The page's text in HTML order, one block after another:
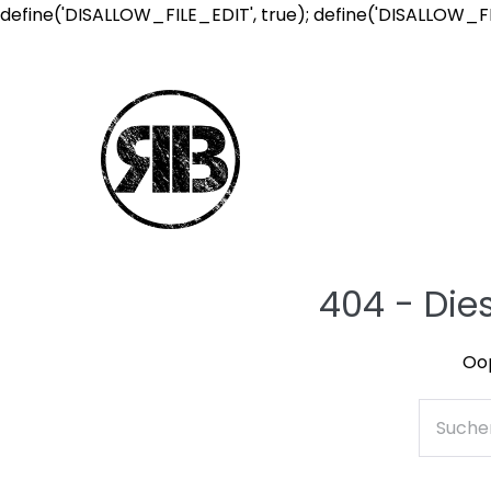
define('DISALLOW_FILE_EDIT', true);
404 -
nach: